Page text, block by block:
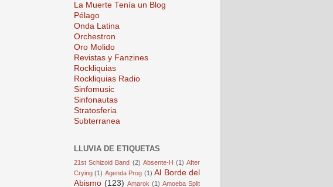
La Muerte Tenía un Blog
Pélago
Onda Latina
Orchestron
Oro Molido
Revistas y Fanzines
Rockliquias
Rockliquias Radio
Sinfomusic
Sinfonautas
Stratosferia
Subterranea
LLUVIA DE ETIQUETAS
21st Schizoid Band (2) Absente-H (1) After
Crying (1) Agenda Prog (1) Al Borde del
Abismo (123) Amarok (1) Amoeba Split